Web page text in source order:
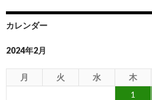
カレンダー
2024年2月
月 火 水 木
1